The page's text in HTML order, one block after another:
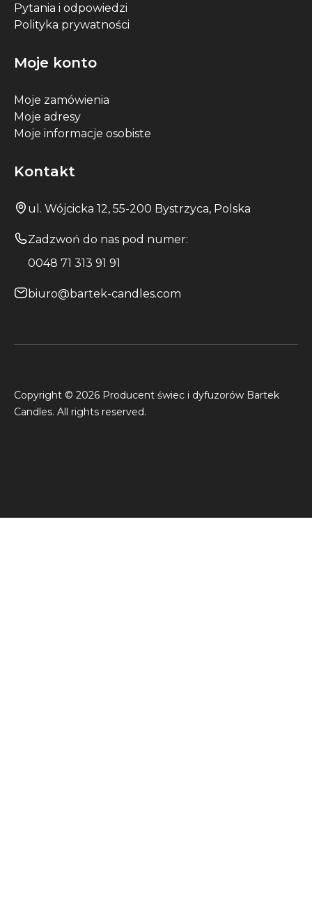
Pytania i odpowiedzi
Polityka prywatności
Moje konto
Moje zamówienia
Moje adresy
Moje informacje osobiste
Kontakt
ul. Wójcicka 12, 55-200 Bystrzyca, Polska
Zadzwoń do nas pod numer:
0048 71 313 91 91
biuro@bartek-candles.com
Copyright © 2026 Producent świec i dyfuzorów Bartek
Candles. All rights reserved.